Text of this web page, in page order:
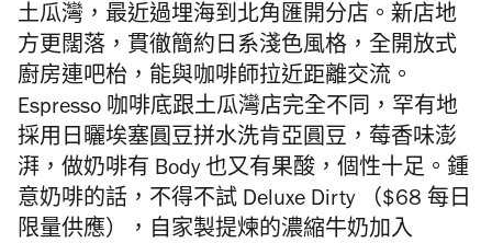
土瓜灣，最近過埋海到北角匯開分店。新店地
方更闊落，貫徹簡約 日系淺色風格，全開放式
廚房連吧枱，能與咖啡師拉近距離交流。
Espresso 咖啡底跟土瓜灣店完全不同，罕有地
採用日曬埃塞圓豆拼水洗肯亞圓豆，莓香味澎
湃，做奶啡有 Body 也又有果酸，個性十足。鍾
意奶啡的話，不得不試 Deluxe Dirty （$68 每日
限量供應），自家製提煉的濃縮牛奶加入